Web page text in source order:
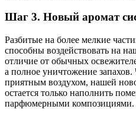
Шаг 3. Новый аромат
Разбитые на более мелкие
способны воздействовать на
отличие от обычных
а полное уничтожение
приятным воздухом, нашей
остается только наполнить
парфюмерными композициями.